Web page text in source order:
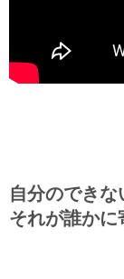
自分のでき
それが誰かに